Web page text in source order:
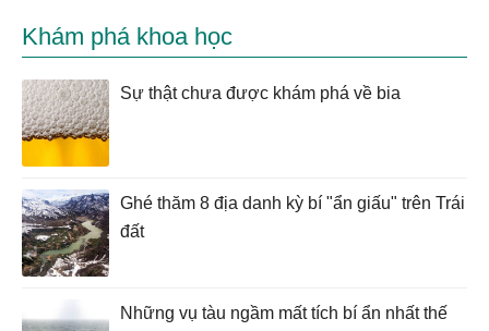
Khám phá khoa học
Sự thật chưa được khám phá về bia
Ghé thăm 8 địa danh kỳ bí "ẩn giấu" trên Trái
đất
Những vụ tàu ngầm mất tích bí ẩn nhất thế